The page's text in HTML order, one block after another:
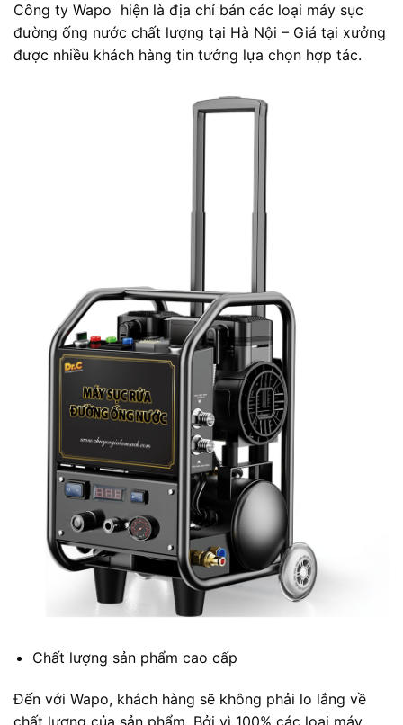
Công ty Wapo hiện là địa chỉ bán các loại máy sục
đường ống nước chất lượng tại Hà Nội – Giá tại xưởng
được nhiều khách hàng tin tưởng lựa chọn hợp tác.
Chất lượng sản phẩm cao cấp
Đến với Wapo, khách hàng sẽ không phải lo lắng về